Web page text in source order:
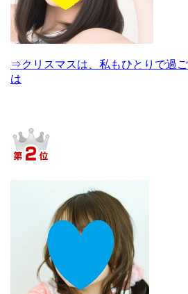
⇒クリスマスは、私もひとりで過
は